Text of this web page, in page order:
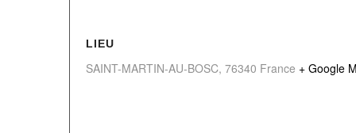
LIEU
SAINT-MARTIN-AU-BOSC, 76340 France + Google